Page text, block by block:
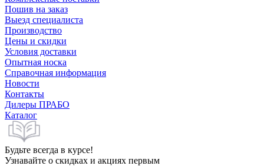
Пошив на заказ
Выезд специалиста
Производство
Цены и скидки
Условия доставки
Опытная носка
Справочная информация
Новости
Контакты
Дилеры ПРАБО
Каталог
Будьте всегда в курсе!
Узнавайте о скидках и акциях первым